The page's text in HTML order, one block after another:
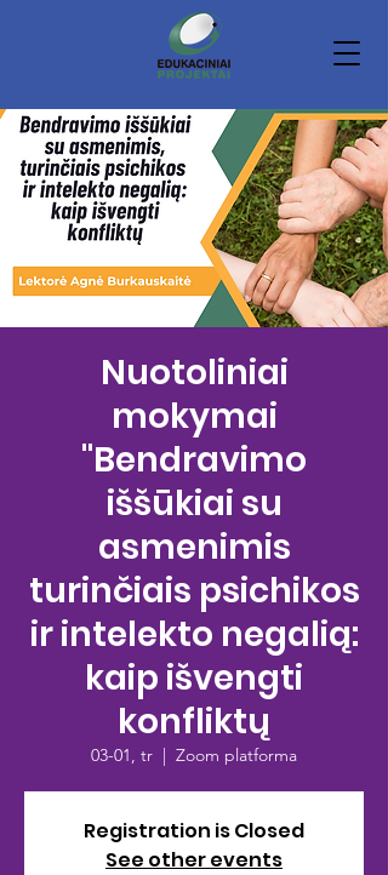
Nuotoliniai
mokymai
"Bendravimo
iššūkiai su
asmenimis
turinčiais psichikos
ir intelekto negalią:
kaip išvengti
konfliktų
03-01, tr
  |
Zoom platforma
Registration is Closed
See other events